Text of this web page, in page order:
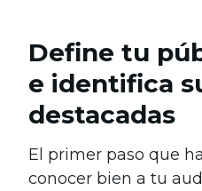
Define tu
e identifica
destacadas
El primer paso que
conocer bien a tu